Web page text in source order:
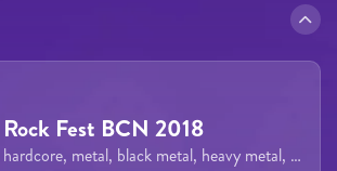
Rock Fest BCN 2018
hardcore, metal, black metal, heavy metal, power metal, thrash metal, hard rock